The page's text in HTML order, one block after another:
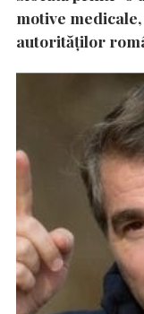
motive
autorităţilor